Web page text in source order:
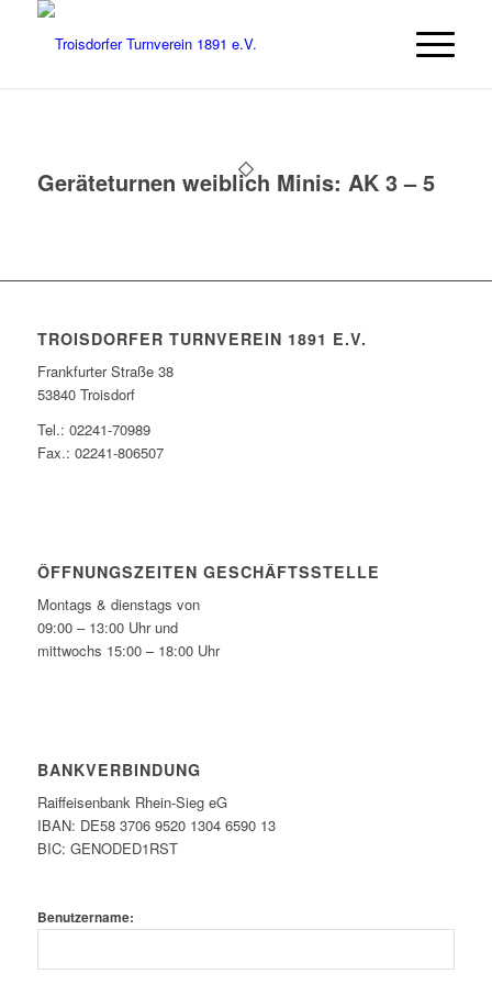
Geräteturnen weiblich Minis: AK 3 – 5
TROISDORFER TURNVEREIN 1891 E.V.
Frankfurter Straße 38
53840 Troisdorf
Tel.: 02241-70989
Fax.: 02241-806507
ÖFFNUNGSZEITEN GESCHÄFTSSTELLE
Montags & dienstags von
09:00 – 13:00 Uhr und
mittwochs 15:00 – 18:00 Uhr
BANKVERBINDUNG
Raiffeisenbank Rhein-Sieg eG
IBAN: DE58 3706 9520 1304 6590 13
BIC: GENODED1RST
Benutzername: